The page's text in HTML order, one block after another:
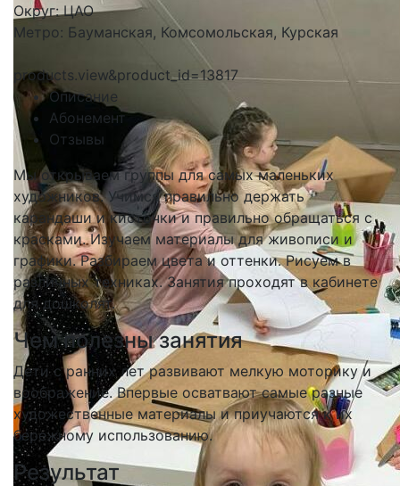
Округ: ЦАО
Метро: Бауманская, Комсомольская, Курская
products.view&product_id=13817
Описание
Абонемент
Отзывы
Мы открываем группы для самых маленьких
художников. Учимся правильно держать
карандаши и кисточки и правильно обращаться с
красками. Изучаем материалы для живописи и
графики. Разбираем цвета и оттенки. Рисуем в
различных техниках. Занятия проходят в кабинете
для дошколят.
Чем полезны занятия
Дети с ранних лет развивают мелкую моторику и
воображение. Впервые осватвают самые разные
художественные материалы и приучаются к их
бережному использованию.
Результат